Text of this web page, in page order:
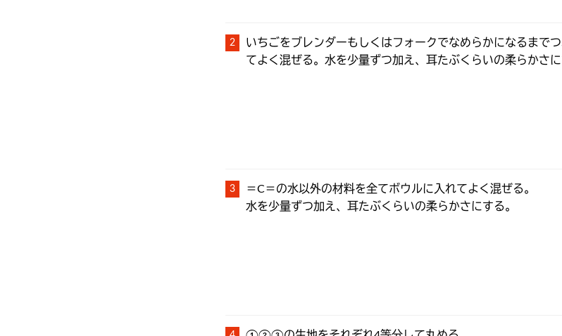
いちごをブレンダーもしくはフォークでなめらかになるまで
てよく混ぜる。水を少量ずつ加え、耳たぶくらいの柔らかさに
＝C＝の水以外の材料を全てボウルに入れてよく混ぜる。
水を少量ずつ加え、耳たぶくらいの柔らかさにする。